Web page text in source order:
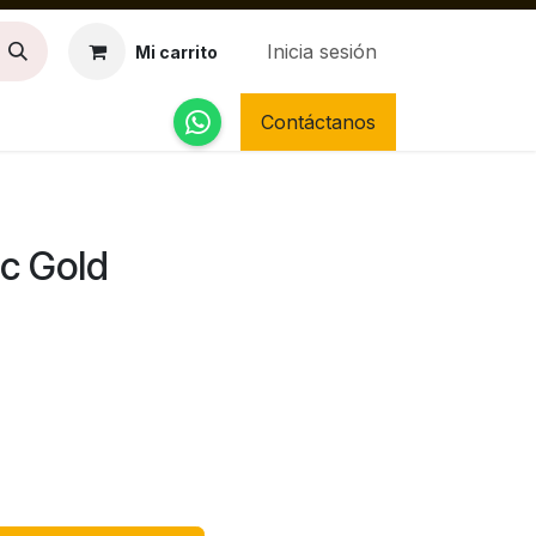
Mi carrito Inicia sesión
Contáctanos
Gold